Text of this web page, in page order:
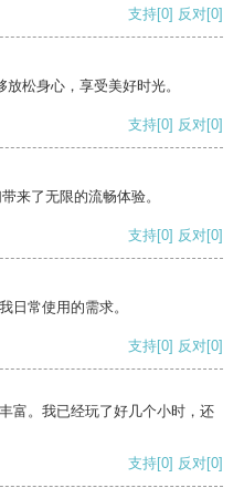
支持[0] 反对[0]
松身心，享受美好时光。
支持[0] 反对[0]
来了无限的流畅体验。
支持[0] 反对[0]
日常使用的需求。
支持[0] 反对[0]
富。我已经玩了好几个小时，还
支持[0] 反对[0]